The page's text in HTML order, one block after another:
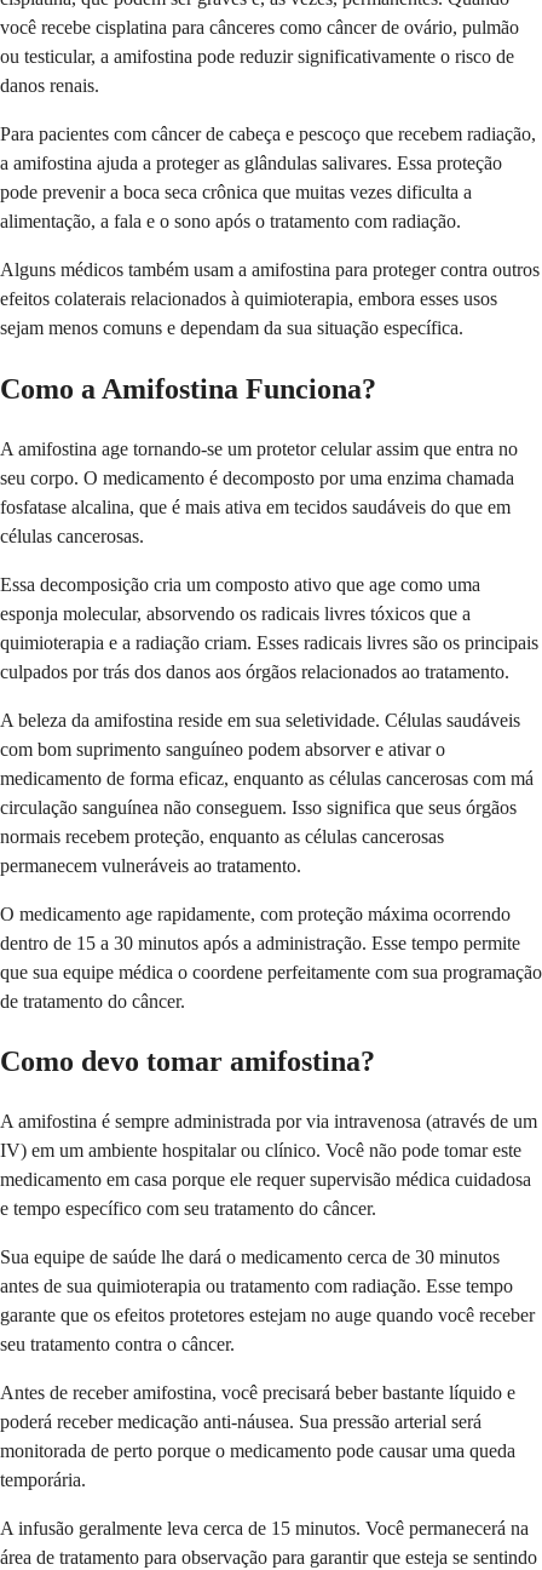
você recebe cisplatina para cânceres como câncer de ovário, pulmão
ou testicular, a amifostina pode reduzir significativamente o risco de
danos renais.
Para pacientes com câncer de cabeça e pescoço que recebem radiação,
a amifostina ajuda a proteger as glândulas salivares. Essa proteção
pode prevenir a boca seca crônica que muitas vezes dificulta a
alimentação, a fala e o sono após o tratamento com radiação.
Alguns médicos também usam a amifostina para proteger contra outros
efeitos colaterais relacionados à quimioterapia, embora esses usos
sejam menos comuns e dependam da sua situação específica.
Como a Amifostina Funciona?
A amifostina age tornando-se um protetor celular assim que entra no
seu corpo. O medicamento é decomposto por uma enzima chamada
fosfatase alcalina, que é mais ativa em tecidos saudáveis do que em
células cancerosas.
Essa decomposição cria um composto ativo que age como uma
esponja molecular, absorvendo os radicais livres tóxicos que a
quimioterapia e a radiação criam. Esses radicais livres são os principais
culpados por trás dos danos aos órgãos relacionados ao tratamento.
A beleza da amifostina reside em sua seletividade. Células saudáveis
com bom suprimento sanguíneo podem absorver e ativar o
medicamento de forma eficaz, enquanto as células cancerosas com má
circulação sanguínea não conseguem. Isso significa que seus órgãos
normais recebem proteção, enquanto as células cancerosas
permanecem vulneráveis ao tratamento.
O medicamento age rapidamente, com proteção máxima ocorrendo
dentro de 15 a 30 minutos após a administração. Esse tempo permite
que sua equipe médica o coordene perfeitamente com sua programação
de tratamento do câncer.
Como devo tomar amifostina?
A amifostina é sempre administrada por via intravenosa (através de um
IV) em um ambiente hospitalar ou clínico. Você não pode tomar este
medicamento em casa porque ele requer supervisão médica cuidadosa
e tempo específico com seu tratamento do câncer.
Sua equipe de saúde lhe dará o medicamento cerca de 30 minutos
antes de sua quimioterapia ou tratamento com radiação. Esse tempo
garante que os efeitos protetores estejam no auge quando você receber
seu tratamento contra o câncer.
Antes de receber amifostina, você precisará beber bastante líquido e
poderá receber medicação anti-náusea. Sua pressão arterial será
monitorada de perto porque o medicamento pode causar uma queda
temporária.
A infusão geralmente leva cerca de 15 minutos. Você permanecerá na
área de tratamento para observação para garantir que esteja se sentindo